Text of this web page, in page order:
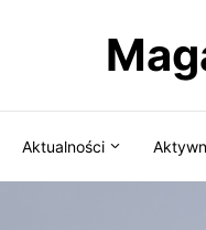
Aktualności